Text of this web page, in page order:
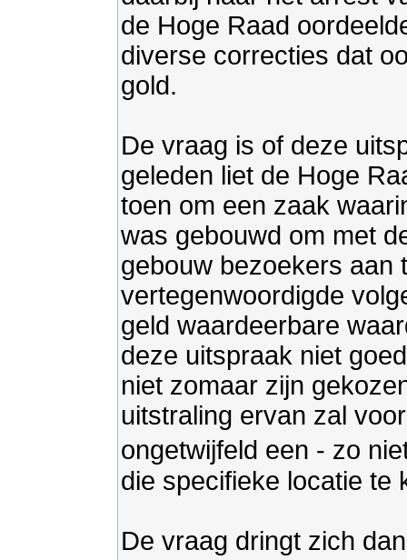
de Hoge Raad
diverse correcties dat
gold.
De vraag is of deze
geleden liet de Hoge
toen om een zaak
was gebouwd om met
gebouw bezoekers aan
vertegenwoordigde
geld waardeerbare
deze uitspraak niet
niet zomaar zijn
uitstraling ervan zal
ongetwijfeld een - zo
die specifieke locatie te
De vraag dringt zich